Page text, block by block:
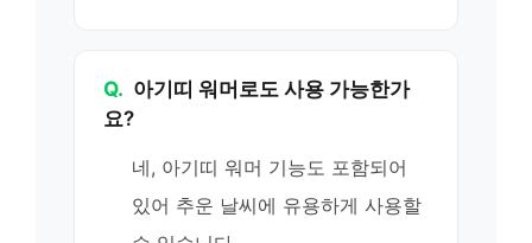
Q. 아기띠 워머로도 사용 가능한가
요?
네, 아기띠 워머 기능도 포함되어
있어 추운 날씨에 유용하게 사용할